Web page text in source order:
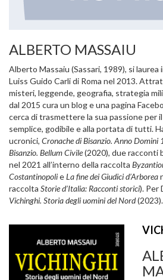
ALBERTO MASSAIU
Alberto Massaiu (Sassari, 1989), si laurea
Luiss Guido Carli di Roma nel 2013.
misteri, leggende, geografia, strategia
dal 2015 cura un blog e una pagina
cerca di trasmettere la sua passione per
semplice, godibile e alla portata di tutti.
ucronici, Cronache di Bisanzio. Anno Domini
Bisanzio. Bellum Civile(2020), due racconti
nel 2021 all’interno della raccolta
CostantinopolieLa fine dei Giudici d’Arborea
raccolta Storie d’Italia: Racconti storici). Per
Vichinghi. Storia degli uomini del Nord(2023).